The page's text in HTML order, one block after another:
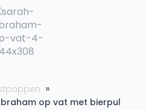
op vat met bierpul